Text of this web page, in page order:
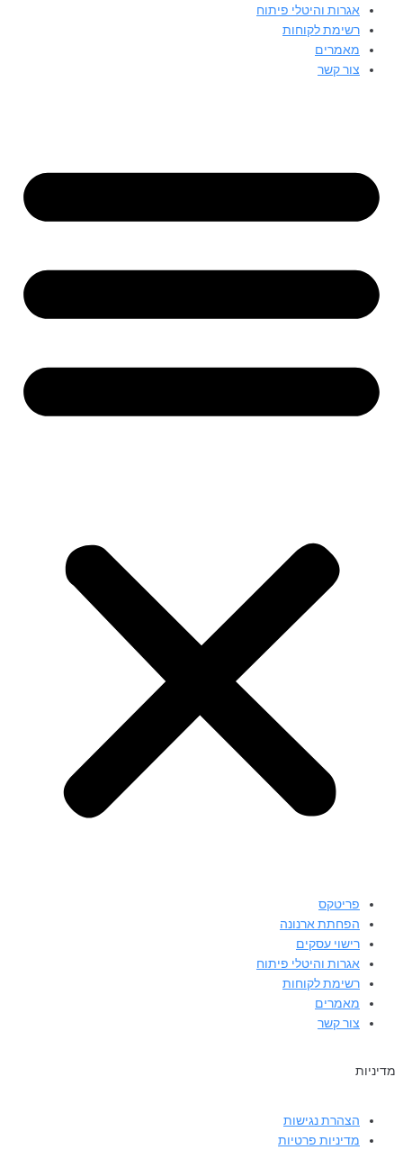
אגרות והיטלי פיתוח
רשימת לקוחות
מאמרים
צור קשר
פריטקס
הפחתת ארנונה
רישוי עסקים
אגרות והיטלי פיתוח
רשימת לקוחות
מאמרים
צור קשר
מדיניות
הצהרת נגישות
מדיניות פרטיות